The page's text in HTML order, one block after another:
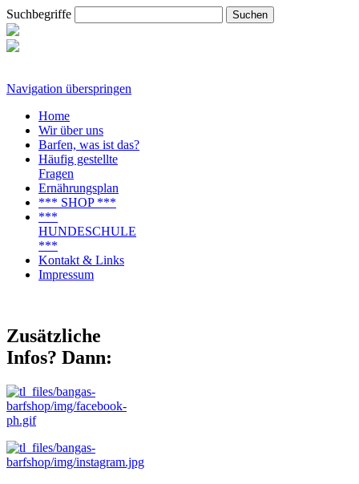
Suchbegriffe
Navigation überspringen
Home
Wir über uns
Barfen, was ist das?
Häufig gestellte
Fragen
Ernährungsplan
*** SHOP ***
***
HUNDESCHULE
***
Kontakt & Links
Impressum
Zusätzliche
Infos? Dann: